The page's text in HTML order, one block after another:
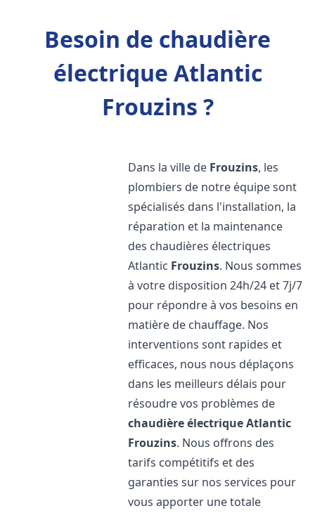
Besoin de chaudière
électrique Atlantic
Frouzins ?
Dans la ville de Frouzins, les
plombiers de notre équipe sont
spécialisés dans l'installation, la
réparation et la maintenance
des chaudières électriques
Atlantic Frouzins. Nous sommes
à votre disposition 24h/24 et 7j/7
pour répondre à vos besoins en
matière de chauffage. Nos
interventions sont rapides et
efficaces, nous nous déplaçons
dans les meilleurs délais pour
résoudre vos problèmes de
chaudière électrique Atlantic
Frouzins. Nous offrons des
tarifs compétitifs et des
garanties sur nos services pour
vous apporter une totale